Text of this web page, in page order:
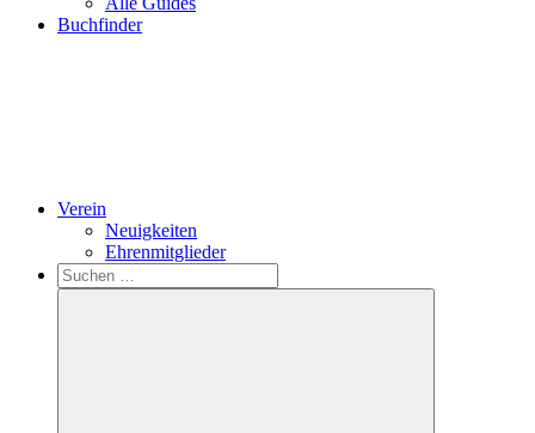
Buchfinder
Verein
Neuigkeiten
Ehrenmitglieder
Search
Suchen
nach: